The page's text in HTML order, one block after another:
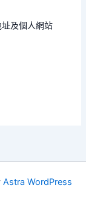
及個人網站
Astra WordPress